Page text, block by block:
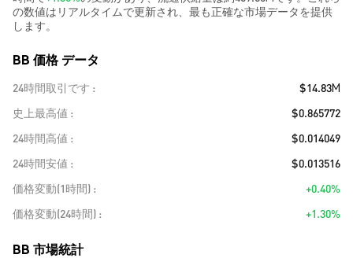
の数値はリアルタイムで更新され、最も正確な市場データを提供
します。
BB 価格 データ
24時間取引です
$14.83M
史上最高値
$0.865772
24時間高値
$0.014049
24時間安値
$0.013516
価格変動(1時間)
+0.40%
価格変動(24時間)
+1.30%
BB 市場統計